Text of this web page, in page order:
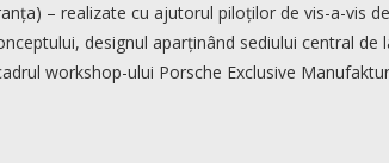
– realizate cu ajutorul piloților de vis-a-vis
designul aparținând sediului central
workshop-ului Porsche Exclusive